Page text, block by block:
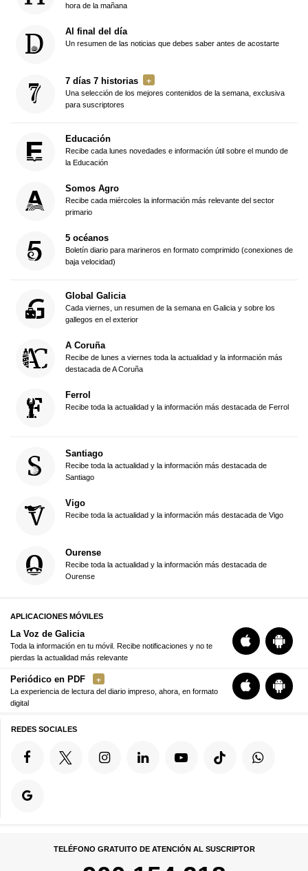
hora de la mañana
Al final del día
Un resumen de las noticias que debes saber antes de acostarte
7 días 7 historias
Una selección de los mejores contenidos de la semana, exclusiva
para suscriptores
Educación
Recibe cada lunes novedades e información útil sobre el mundo de
la Educación
Somos Agro
Recibe cada miércoles la información más relevante del sector
primario
5 océanos
Boletín diario para marineros en formato comprimido (conexiones de
baja velocidad)
Global Galicia
Cada viernes, un resumen de la semana en Galicia y sobre los
gallegos en el exterior
A Coruña
Recibe de lunes a viernes toda la actualidad y la información más
destacada de A Coruña
Ferrol
Recibe toda la actualidad y la información más destacada de Ferrol
Santiago
Recibe toda la actualidad y la información más destacada de
Santiago
Vigo
Recibe toda la actualidad y la información más destacada de Vigo
Ourense
Recibe toda la actualidad y la información más destacada de
Ourense
APLICACIONES MÓVILES
La Voz de Galicia
Toda la información en tu móvil. Recibe notificaciones y no te
pierdas la actualidad más relevante
Periódico en PDF
La experiencia de lectura del diario impreso, ahora, en formato
digital
REDES SOCIALES
TELÉFONO GRATUITO DE ATENCIÓN AL SUSCRIPTOR